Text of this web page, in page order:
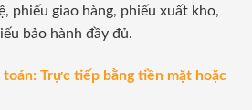
phiếu giao hàng, phiếu xuất kho,
bảo hành đầy đủ.
Trực tiếp bằng tiền mặt hoặc